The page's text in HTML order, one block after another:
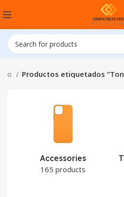
Productos etiquetados
Accessories
165 products